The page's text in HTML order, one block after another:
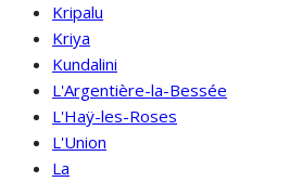
Kripalu
Kriya
Kundalini
L'Argentière-la-Bessée
L'Haÿ-les-Roses
L'Union
La